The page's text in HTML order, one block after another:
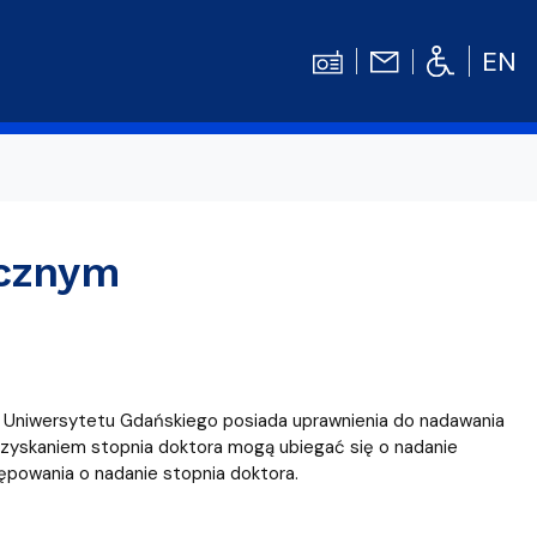
EN
Centrum Języków Obcych UG
Gdańskiego posiada uprawnienia do nadawania
stopnia doktora mogą ubiegać się o nadanie
o nadanie stopnia doktora.